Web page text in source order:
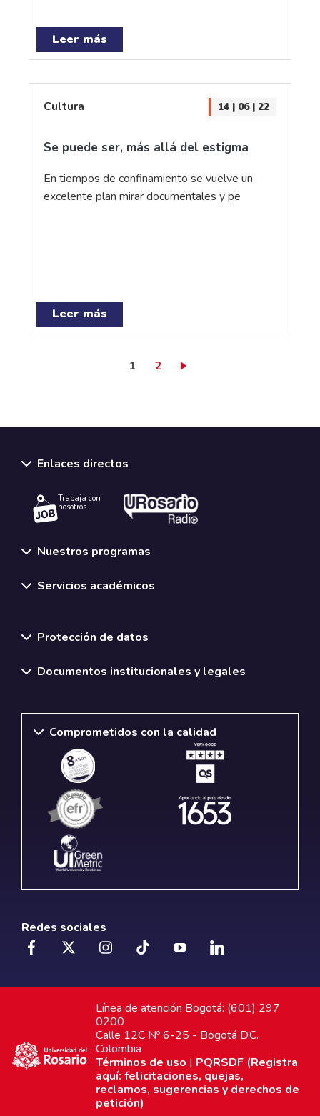
Leer más
Cultura 14 | 06 | 22
Se puede ser, más allá del estigma
En tiempos de confinamiento se vuelve un
excelente plan mirar documentales y pe
Leer más
Página actual
1 Page
2
Enlaces directos
Trabaja con
nosotros.
Nuestros programas
Servicios académicos
Protección de datos
Documentos institucionales y legales
Comprometidos con la calidad
Redes sociales
Línea de atención Bogotá: (601) 297
0200
Calle 12C Nº 6-25 - Bogotá D.C.
Colombia
Términos de uso | PQRSDF (Registra
aquí: felicitaciones, quejas,
reclamos, sugerencias y derechos de
petición)